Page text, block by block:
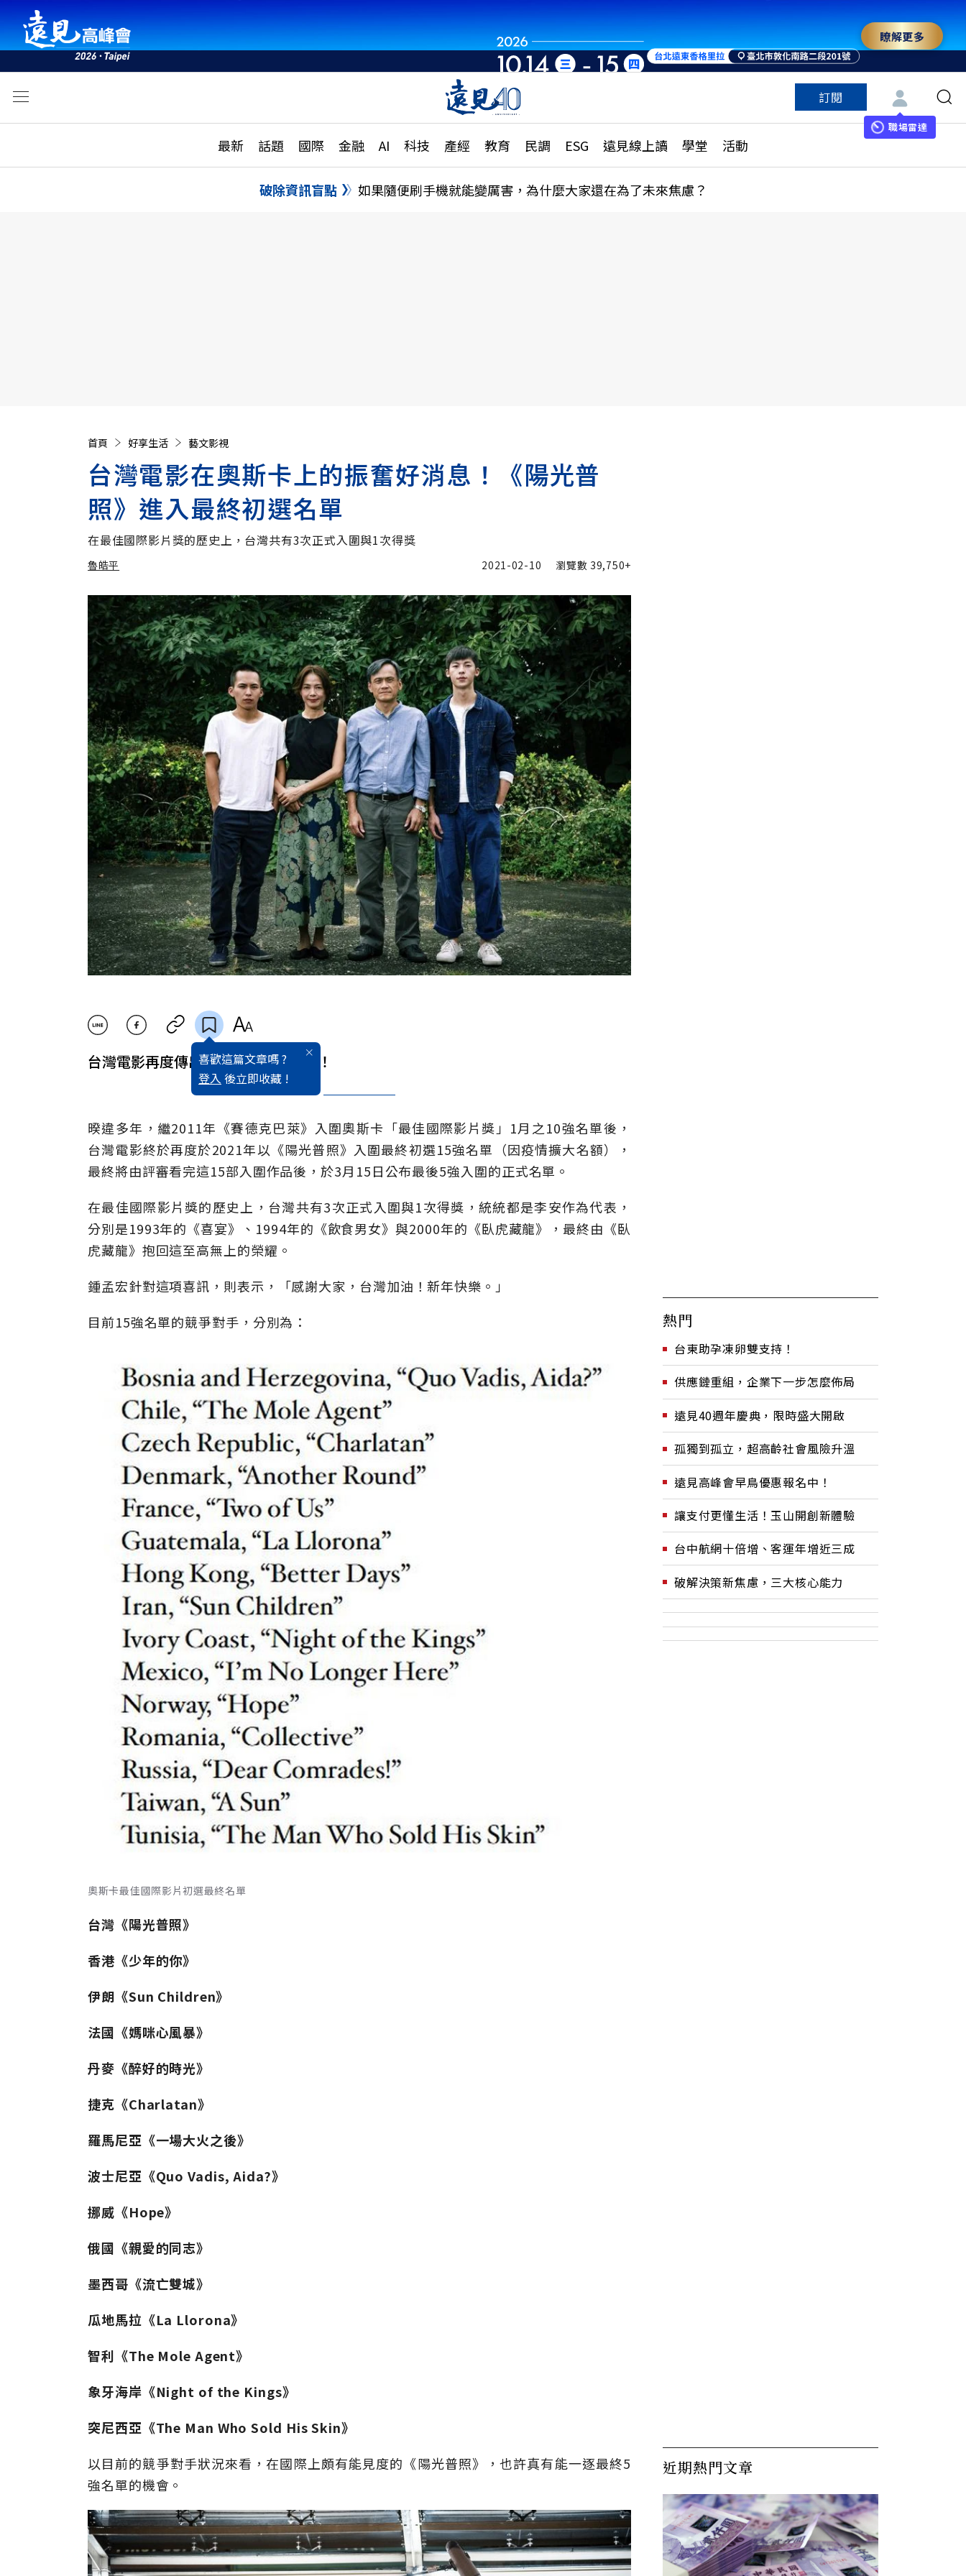
瞭解更多
訂閱
職場雷達
最新 話題 國際 金融 AI 科技 產經 教育 民調 ESG 遠見線上讀 學堂 活動
活動
話題
國際
特輯
大學升學、職涯攻略
縣市施政調查全解析
更多訂閱方案
特色頻道
破除資訊盲點 如果隨便刷手機就能變厲害，為什麼大家還在為了未來焦慮？
首頁 好享生活 藝文影視
台灣電影在奧斯卡上的振奮好消息！《陽光普
照》進入最終初選名單
在最佳國際影片獎的歷史上，台灣共有3次正式入圍與1次得獎
魯皓平
魯皓平 加入追蹤
2021-02-10 瀏覽數 39,750+
喜歡這篇文章嗎 ?
登入 後立即收藏 !
台灣電影再度傳出令人振奮的好消息！
暌違多年，繼2011年《賽德克巴萊》入圍奧斯卡「最佳國際影片獎」1月之10強名單後，
台灣電影終於再度於2021年以《陽光普照》入圍最終初選15強名單（因疫情擴大名額），
最終將由評審看完這15部入圍作品後，於3月15日公布最後5強入圍的正式名單。
在最佳國際影片獎的歷史上，台灣共有3次正式入圍與1次得獎，統統都是李安作為代表，
分別是1993年的《喜宴》、1994年的《飲食男女》與2000年的《臥虎藏龍》，最終由《臥
虎藏龍》抱回這至高無上的榮耀。
鍾孟宏針對這項喜訊，則表示，「感謝大家，台灣加油！新年快樂。」
目前15強名單的競爭對手，分別為：
奧斯卡最佳國際影片初選最終名單
台灣《陽光普照》
香港《少年的你》
伊朗《Sun Children》
法國《媽咪心風暴》
丹麥《醉好的時光》
捷克《Charlatan》
羅馬尼亞《一場大火之後》
波士尼亞《Quo Vadis, Aida?》
挪威《Hope》
俄國《親愛的同志》
墨西哥《流亡雙城》
瓜地馬拉《La Llorona》
智利《The Mole Agent》
象牙海岸《Night of the Kings》
突尼西亞《The Man Who Sold His Skin》
以目前的競爭對手狀況來看，在國際上頗有能見度的《陽光普照》，也許真有能一逐最終5
強名單的機會。
熱門
台東助孕凍卵雙支持！
供應鏈重組，企業下一步怎麼佈局
遠見40週年慶典，限時盛大開啟
孤獨到孤立，超高齡社會風險升溫
遠見高峰會早鳥優惠報名中！
讓支付更懂生活！玉山開創新體驗
台中航網十倍增、客運年增近三成
破解決策新焦慮，三大核心能力
近期熱門文章